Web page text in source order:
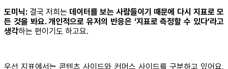
도미닉: 결국 저희는 데이터를 보는 사람들이기 때문에 다시 지표로 모
든 것을 봐요. 개인적으로 유저의 반응은 ‘지표로 측정할 수 있다’라고
생각하는 편이기도 하고요.
우선 지표에서는 콘텐츠 사이드와 커머스 사이드를 구분하고 있어요.